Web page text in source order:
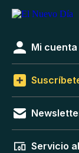
Mi cuenta
Servicio